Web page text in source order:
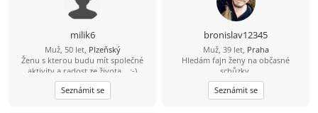
milik6
Muž, 50 let, Plzeňský
Ženu s kterou budu mít společné
aktivity a radost ze života... :-)
Seznámit se
bronislav12345
Muž, 39 let, Praha
Hledám fajn ženy na občasné
schůzky.
Seznámit se